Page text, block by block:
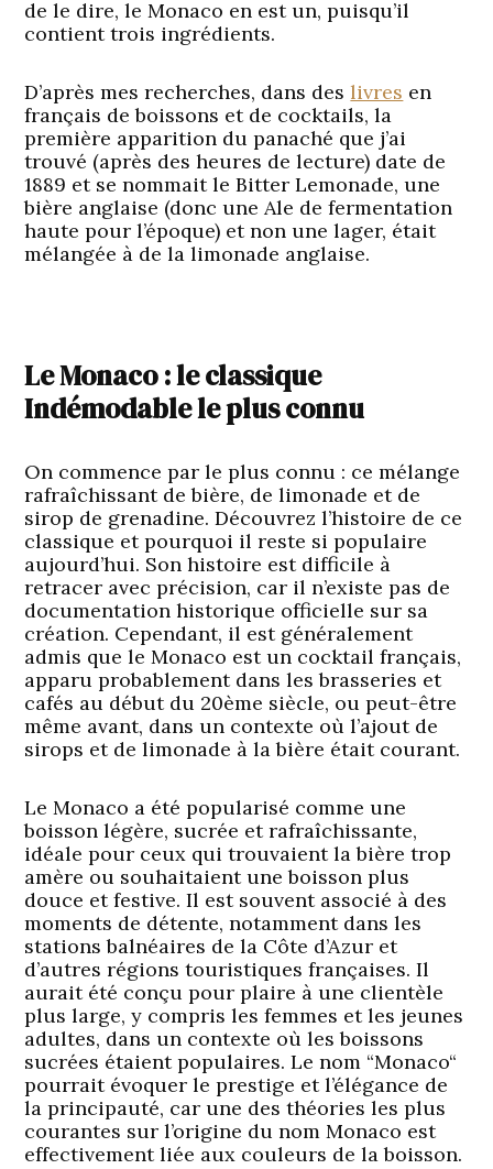
de le dire, le Monaco en est un, puisqu’il
contient trois ingrédients.
D’après mes recherches, dans deslivres en
français de boissons et de cocktails, la
première apparition du panaché que j’ai
trouvé (après des heures de lecture) date de
1889 et se nommait le Bitter Lemonade, une
bière anglaise (donc une Ale de fermentation
haute pour l’époque) et non une lager, était
mélangée à de la limonade anglaise.
Le Monaco : le classique
Indémodable le plus connu
On commence par le plus connu : ce mélange
rafraîchissant de bière, de limonade et de
sirop de grenadine. Découvrez l’histoire de ce
classique et pourquoi il reste si populaire
aujourd’hui. Son histoire est difficile à
retracer avec précision, car il n’existe pas de
documentation historique officielle sur sa
création. Cependant, il est généralement
admis que le Monaco est un cocktail français,
apparu probablement dans les brasseries et
cafés au début du 20ème siècle, ou peut-être
même avant, dans un contexte où l’ajout de
sirops et de limonade à la bière était courant.
Le Monaco a été popularisé comme une
boisson légère, sucrée et rafraîchissante,
idéale pour ceux qui trouvaient la bière trop
amère ou souhaitaient une boisson plus
douce et festive. Il est souvent associé à des
moments de détente, notamment dans les
stations balnéaires de la Côte d’Azur et
d’autres régions touristiques françaises. Il
aurait été conçu pour plaire à une clientèle
plus large, y compris les femmes et les jeunes
adultes, dans un contexte où les boissons
sucrées étaient populaires. Le nom “Monaco“
pourrait évoquer le prestige et l’élégance de
la principauté, car une des théories les plus
courantes sur l’origine du nomMonaco est
effectivement liée aux couleurs de la boisson.